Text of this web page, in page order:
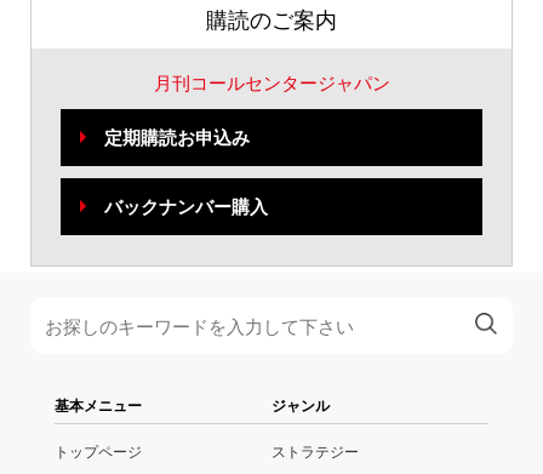
購読のご案内
月刊コールセンタージャパン
定期購読お申込み
バックナンバー購入
基本メニュー
トップページ
ジャンル
ストラテジー